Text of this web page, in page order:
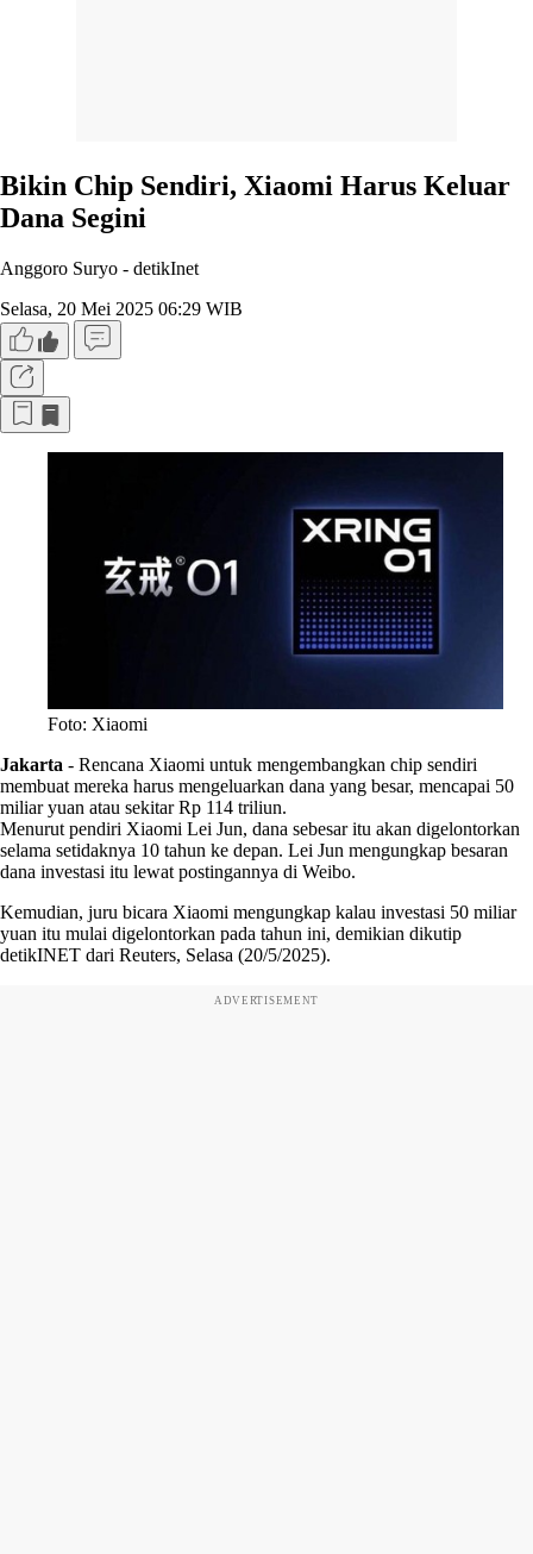
Bikin Chip Sendiri, Xiaomi Harus Keluar
Dana Segini
Anggoro Suryo - detikInet
Selasa, 20 Mei 2025 06:29 WIB
Foto: Xiaomi
Jakarta - Rencana Xiaomi untuk mengembangkan chip sendiri
membuat mereka harus mengeluarkan dana yang besar, mencapai 50
miliar yuan atau sekitar Rp 114 triliun.
Menurut pendiri Xiaomi Lei Jun, dana sebesar itu akan digelontorkan
selama setidaknya 10 tahun ke depan. Lei Jun mengungkap besaran
dana investasi itu lewat postingannya di Weibo.
Kemudian, juru bicara Xiaomi mengungkap kalau investasi 50 miliar
yuan itu mulai digelontorkan pada tahun ini, demikian dikutip
detikINET dari Reuters, Selasa (20/5/2025).
ADVERTISEMENT